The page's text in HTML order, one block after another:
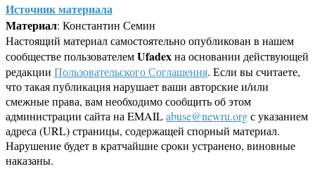
Источник материала
Материал: Константин Семин
Настоящий материал самостоятельно опубликован в нашем
сообществе пользователемUfadexна основании действующей
редакции Пользовательского Соглашения. Если вы считаете,
что такая публикация нарушает ваши авторские и/или
смежные права, вам необходимо сообщить об этом
администрации сайта на EMAILabuse@newru.orgс указанием
адреса (URL) страницы, содержащей спорный материал.
Нарушение будет в кратчайшие сроки устранено, виновные
наказаны.